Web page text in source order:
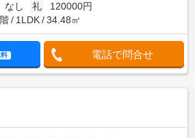
なし 礼
120000円
1LDK 34.48㎡
電話で問合せ